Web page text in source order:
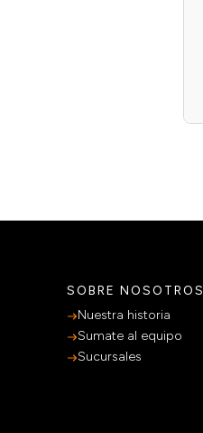
SOBRE NOSOTROS
Nuestra historia
Sumate al equipo
Sucursales